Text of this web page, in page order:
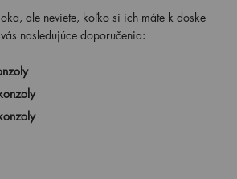
ale neviete, koľko si ich máte k doske
nasledujúce doporučenia: